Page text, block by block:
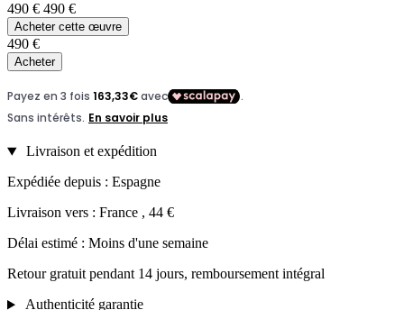
490 € 490 €
Acheter cette œuvre
490 €
Acheter
Livraison et expédition
Expédiée depuis : Espagne
Livraison vers : France , 44 €
Délai estimé : Moins d'une semaine
Retour gratuit pendant 14 jours, remboursement intégral
Authenticité garantie